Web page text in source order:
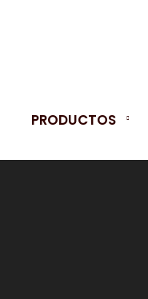
PRODUCTOS